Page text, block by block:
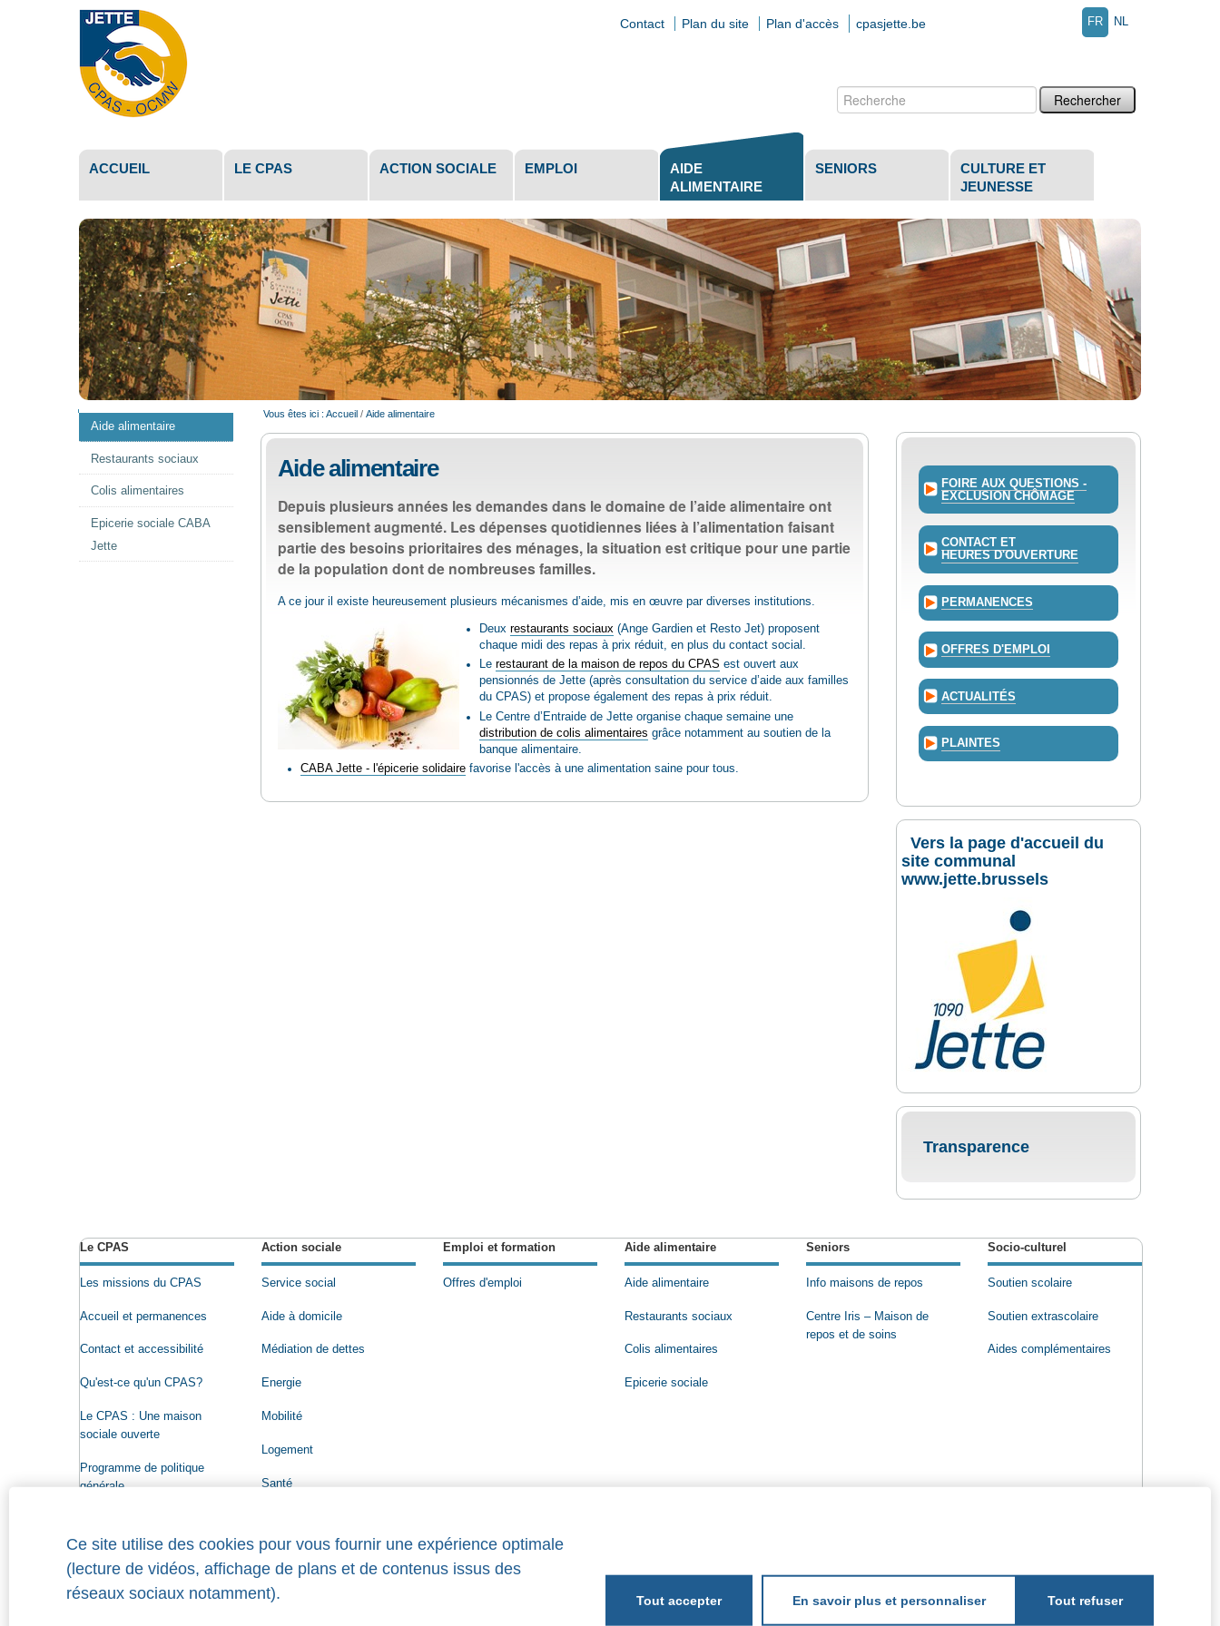
NL
FR
Contact Plan du site Plan d'accès cpasjette.be
Chercher par
ACCUEIL LE CPAS ACTION SOCIALE EMPLOI
AIDE
ALIMENTAIRE
SENIORS
CULTURE ET
JEUNESSE
NAVIGATION
Aide alimentaire
Restaurants sociaux
Colis alimentaires
Epicerie sociale CABA
Jette
Vous êtes ici : Accueil / Aide alimentaire
Aide alimentaire
Depuis plusieurs années les demandes dans le domaine de l’aide alimentaire ont
sensiblement augmenté. Les dépenses quotidiennes liées à l’alimentation faisant
partie des besoins prioritaires des ménages, la situation est critique pour une partie
de la population dont de nombreuses familles.
A ce jour il existe heureusement plusieurs mécanismes d’aide, mis en œuvre par diverses institutions.
Deuxrestaurants sociaux (Ange Gardien et Resto Jet) proposent
chaque midi des repas à prix réduit, en plus du contact social.
Lerestaurant de la maison de repos du CPAS est ouvert aux
pensionnés de Jette (après consultation du service d’aide aux familles
du CPAS) et propose également des repas à prix réduit.
Le Centre d’Entraide de Jette organise chaque semaine une
distribution de colis alimentaires grâce notamment au soutien de la
banque alimentaire.
CABA Jette - l'épicerie solidairefavorise l'accès à une alimentation saine pour tous.
Ce site utilise des cookies pour vous fournir une expérience optimale
(lecture de vidéos, affichage de plans et de contenus issus des
réseaux sociaux notamment).
En savoir plus et personnaliser
FOIRE AUX QUESTIONS -
EXCLUSION CHÔMAGE
CONTACT ET
HEURES D'OUVERTURE
PERMANENCES
OFFRES D'EMPLOI
ACTUALITÉS
PLAINTES
Vers la page d'accueil du
site communal
www.jette.brussels
Transparence
Le CPAS
Les missions du CPAS
Accueil et permanences
Contact et accessibilité
Qu'est-ce qu'un CPAS?
Le CPAS : Une maison
sociale ouverte
Programme de politique
générale
Organigramme
Offres d'emploi
Action sociale
Service social
Aide à domicile
Médiation de dettes
Energie
Mobilité
Logement
Santé
Emploi et formation
Offres d'emploi
Aide alimentaire
Aide alimentaire
Restaurants sociaux
Colis alimentaires
Epicerie sociale
Seniors
Info maisons de repos
Centre Iris – Maison de
repos et de soins
Socio-culturel
Soutien scolaire
Soutien extrascolaire
Aides complémentaires